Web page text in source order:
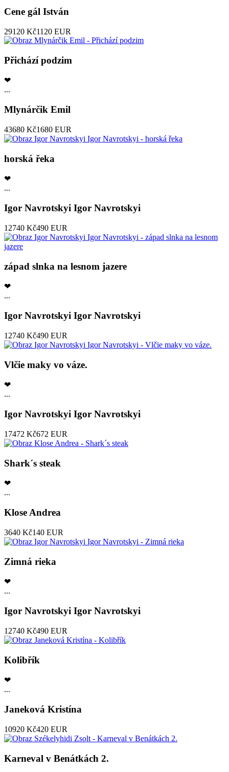
Cene gál István
29120 Kč1120 EUR
Přichází podzim
❤
...
Mlynárčik Emil
43680 Kč1680 EUR
horská řeka
❤
...
Igor Navrotskyi Igor Navrotskyi
12740 Kč490 EUR
západ slnka na lesnom jazere
❤
...
Igor Navrotskyi Igor Navrotskyi
12740 Kč490 EUR
Vlčie maky vo váze.
❤
...
Igor Navrotskyi Igor Navrotskyi
17472 Kč672 EUR
Shark´s steak
❤
...
Klose Andrea
3640 Kč140 EUR
Zimná rieka
❤
...
Igor Navrotskyi Igor Navrotskyi
12740 Kč490 EUR
Kolibřík
❤
...
Janeková Kristína
10920 Kč420 EUR
Karneval v Benátkách 2.